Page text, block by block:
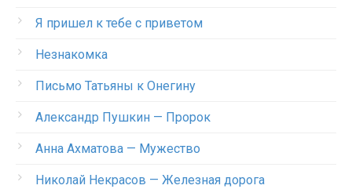
Я пришел к тебе с приветом
Незнакомка
Письмо Татьяны к Онегину
Александр Пушкин — Пророк
Анна Ахматова — Мужество
Николай Некрасов — Железная дорога